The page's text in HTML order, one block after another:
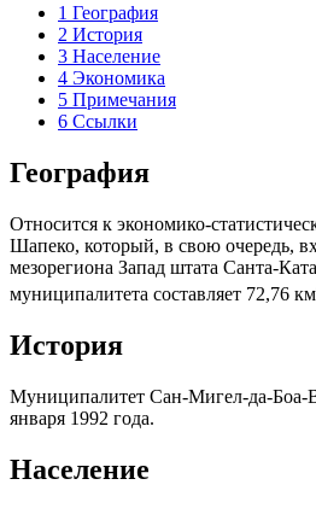
1 География
2 История
3 Население
4 Экономика
5 Примечания
6 Ссылки
География
Относится к экономико-
Шапеко, который, в свою очередь,
мезорегиона Запад штата Санта-
муниципалитета составляет 72,76
История
Муниципалитет Сан-Мигел-да-Боа-
января 1992 года.
Население